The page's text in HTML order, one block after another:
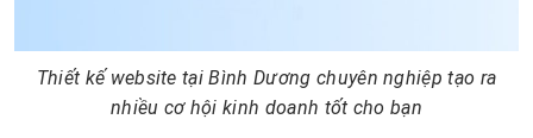
Thiết kế website tại Bình Dương chuyên nghiệp tạo ra
nhiều cơ hội kinh doanh tốt cho bạn